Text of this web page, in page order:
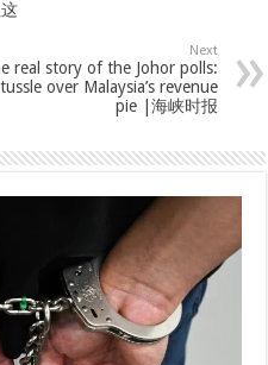
Next
real story of the Johor polls:
over Malaysia’s revenue
pie |海峡时报